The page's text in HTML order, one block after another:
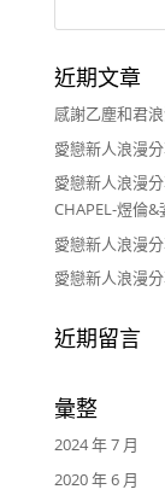
近期文章
感謝乙塵和君
愛戀新人浪漫
愛戀新人浪漫
CHAPEL-煜倫&
愛戀新人浪漫
愛戀新人浪漫
近期留言
彙整
2024 年 7 月
2020 年 6 月